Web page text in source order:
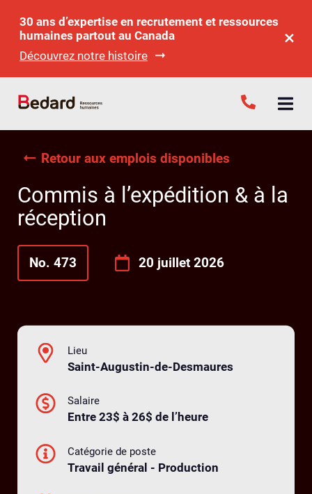
30 ans d’expertise en recrutement et ressources
humaines partout au Canada
Découvrez notre histoire
Retour aux emplois disponibles
Commis à l’expédition & à la
réception
No. 473 20 juillet 2026
Lieu
Saint-Augustin-de-Desmaures
Salaire
Entre 23$ à 26$ de l’heure
Catégorie de poste
Travail général - Production